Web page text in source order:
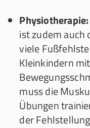
Physiotherapie:
ist zudem auch
viele
Kleinkindern
muss die
Übungen
der